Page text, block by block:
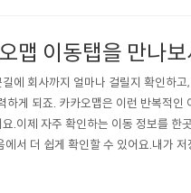
맵 이동탭을 만나
에 회사까지 얼마나 걸릴지 확인하고
게 되죠. 카카오맵은 이런 반복적인
.이제 자주 확인하는 이동 정보를 한
서 더 쉽게 확인할 수 있어요.내가
요. 매번 검색하지 않아도 즐겨찾기한